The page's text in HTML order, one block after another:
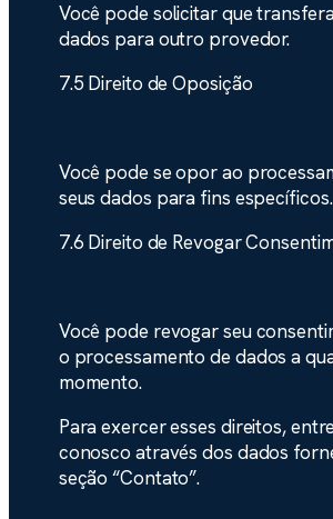
Você pode solicitar que
dados para outro provedor.
7.5 Direito de Oposição
Você pode se opor ao
seus dados para fins específicos.
7.6 Direito de Revogar
Você pode revogar seu
o processamento de dados a
momento.
Para exercer esses direitos,
conosco através dos dados
seção “Contato”.